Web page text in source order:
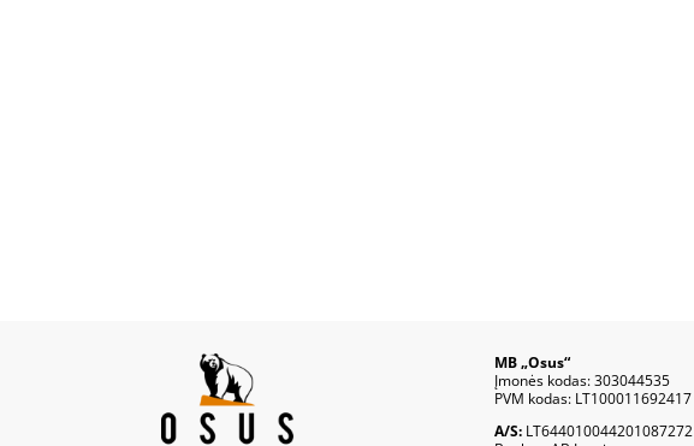
MB „Osus“
Įmonės kodas: 303044535
PVM kodas: LT100011692417
A/S: LT644010044201087272